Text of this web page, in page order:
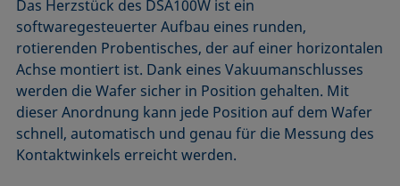
Das Herzstück des DSA100W ist ein
softwaregesteuerter Aufbau eines runden,
rotierenden Probentisches, der auf einer horizontalen
Achse montiert ist. Dank eines Vakuumanschlusses
werden die Wafer sicher in Position gehalten. Mit
dieser Anordnung kann jede Position auf dem Wafer
schnell, automatisch und genau für die Messung des
Kontaktwinkels erreicht werden.